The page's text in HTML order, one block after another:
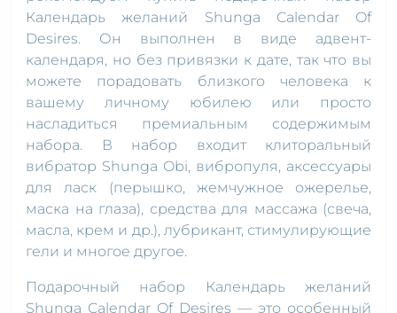
Календарь желаний Shunga Calendar Of
Desires. Он выполнен в виде адвент-
календаря, но без привязки к дате, так что вы
можете порадовать близкого человека к
вашему личному юбилею или просто
насладиться премиальным содержимым
набора. В набор входит клиторальный
вибратор Shunga Obi, вибропуля, аксессуары
для ласк (перышко, жемчужное ожерелье,
маска на глаза), средства для массажа (свеча,
масла, крем и др.), лубрикант, стимулирующие
гели и многое другое.
Подарочный набор Календарь желаний
Shunga Calendar Of Desires — это особенный